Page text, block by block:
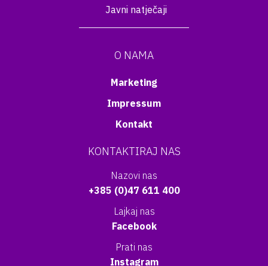
Javni natječaji
O NAMA
Marketing
Impressum
Kontakt
KONTAKTIRAJ NAS
Nazovi nas
+385 (0)47 611 400
Lajkaj nas
Facebook
Prati nas
Instagram